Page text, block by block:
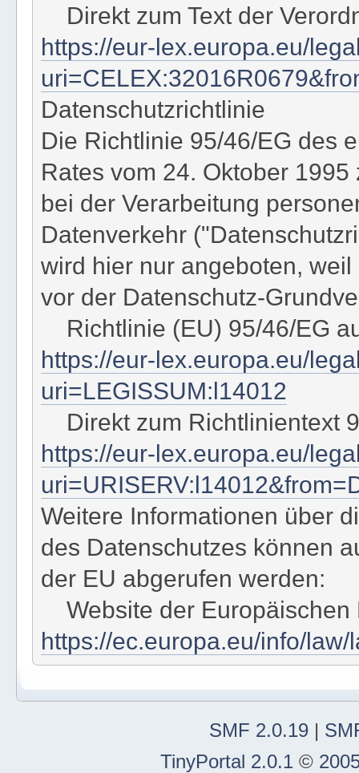
Direkt zum Text der
https://eur-lex.europa.eu/
Datenschutzrichtlinie
Die Richtlinie 95/46/EG des
Rates vom 24. Oktober
bei der Verarbeitung
Datenverkehr
wird hier nur angeboten,
vor der Datenschutz-
Richtlinie (EU) 95/46/EG
https://eur-lex.europa.eu/
uri=LEGISSUM:l14012
Direkt zum Richtlinientext
https://eur-lex.europa.eu/
Weitere Informationen über
des Datenschutzes können
der EU abgerufen werden:
Website der Europäischen
https://ec.europa.eu/info/
SMF 2.0.19|
TinyPortal 2.0.1©